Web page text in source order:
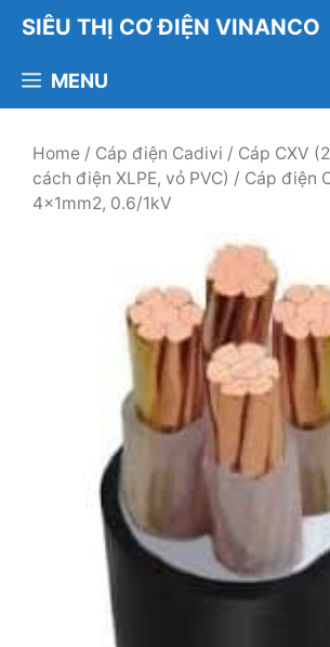
Chuyển
đến
dung
SIÊU THỊ CƠ ĐIỆN VINANCO
MENU
Home / Cáp điện Cadivi / Cáp CXV
cách điện XLPE, vỏ PVC) / Cáp điện
4×1mm2, 0.6/1kV